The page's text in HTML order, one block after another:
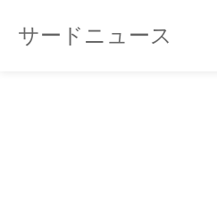
サードニュース